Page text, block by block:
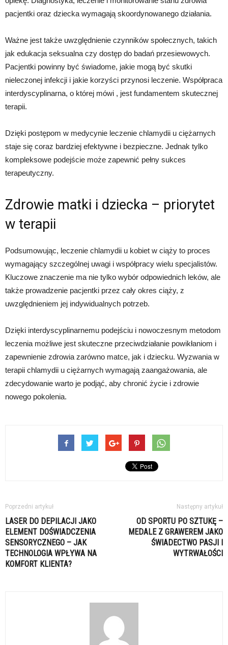
pacjentki oraz dziecka wymagają skoordynowanego działania.
Ważne jest także uwzględnienie czynników społecznych, takich
jak edukacja seksualna czy dostęp do badań przesiewowych.
Pacjentki powinny być świadome, jakie mogą być skutki
nieleczonej infekcji i jakie korzyści przynosi leczenie. Współpraca
interdyscyplinarna, o której mówi , jest fundamentem skutecznej
terapii.
Dzięki postępom w medycynie leczenie chlamydii u ciężarnych
staje się coraz bardziej efektywne i bezpieczne. Jednak tylko
kompleksowe podejście może zapewnić pełny sukces
terapeutyczny.
Zdrowie matki i dziecka – priorytet
w terapii
Podsumowując, leczenie chlamydii u kobiet w ciąży to proces
wymagający szczególnej uwagi i współpracy wielu specjalistów.
Kluczowe znaczenie ma nie tylko wybór odpowiednich leków, ale
także prowadzenie pacjentki przez cały okres ciąży, z
uwzględnieniem jej indywidualnych potrzeb.
Dzięki interdyscyplinarnemu podejściu i nowoczesnym metodom
leczenia możliwe jest skuteczne przeciwdziałanie powikłaniom i
zapewnienie zdrowia zarówno matce, jak i dziecku. Wyzwania w
terapii chlamydii u ciężarnych wymagają zaangażowania, ale
zdecydowanie warto je podjąć, aby chronić życie i zdrowie
nowego pokolenia.
Poprzedni artykuł
LASER DO DEPILACJI JAKO
ELEMENT DOŚWIADCZENIA
SENSORYCZNEGO – JAK
TECHNOLOGIA WPŁYWA NA
KOMFORT KLIENTA?
Następny artykuł
OD SPORTU PO SZTUKĘ –
MEDALE Z GRAWEREM JAKO
ŚWIADECTWO PASJI I
WYTRWAŁOŚCI